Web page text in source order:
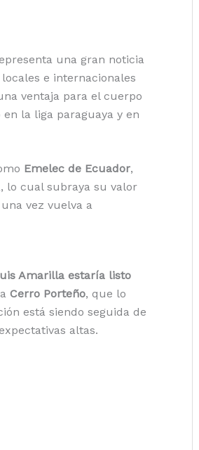
una gran noticia
e internacionales
ventaja para el cuerpo
la liga paraguaya y en
Emelec de Ecuador,
lo cual subraya su valor
vez vuelva a
Amarilla estaría listo
Cerro Porteño, que lo
está siendo seguida de
altas.